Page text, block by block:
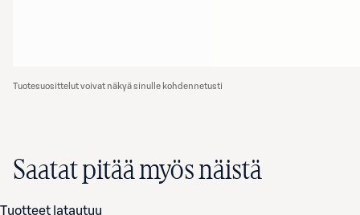
Tuotesuosittelut voivat näkyä sinulle kohdennetusti
Saatat pitää myös näistä
Tuotteet latautuu